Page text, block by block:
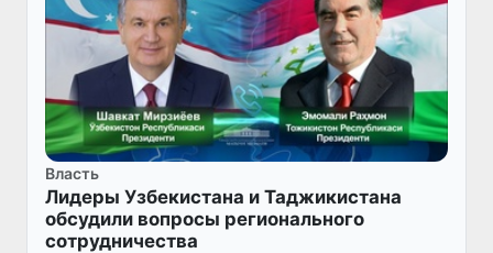
Власть
Лидеры Узбекистана и Таджикистана
обсудили вопросы регионального
сотрудничества